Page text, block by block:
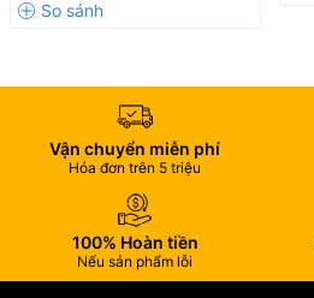
Vận chuyển miễn phí
Hóa đơn trên 5 triệu
100% Hoàn tiền
Nếu sản phẩm lỗi